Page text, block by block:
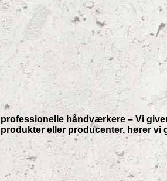
håndværkere – Vi
eller producenter, hører